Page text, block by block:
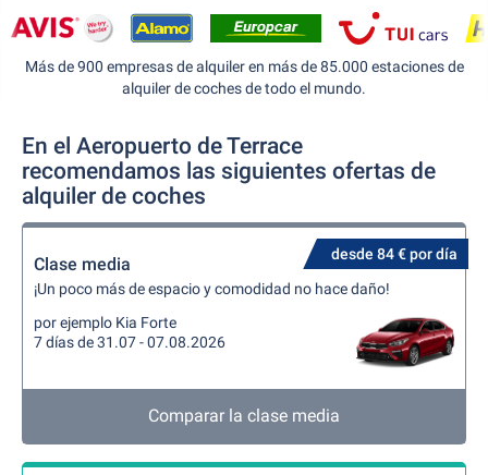
Más de 900 empresas de alquiler en más de 85.000 estaciones de
alquiler de coches de todo el mundo.
En el Aeropuerto de Terrace
recomendamos las siguientes ofertas de
alquiler de coches
desde 84 € por día
Clase media
¡Un poco más de espacio y comodidad no hace daño!
por ejemplo Kia Forte
7 días de 31.07 - 07.08.2026
Comparar la clase media